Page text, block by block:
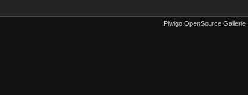
Piwigo OpenSource Gallerie